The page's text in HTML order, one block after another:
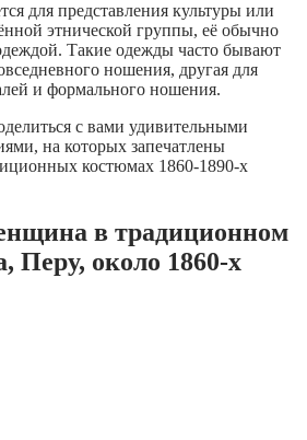
для представления культуры или
этнической группы, её обычно
Такие одежды часто бывают
ношения, другая для
и формального ношения.
с вами удивительными
на которых запечатлены
костюмах 1860-1890-х
в традиционном
Перу, около 1860-х